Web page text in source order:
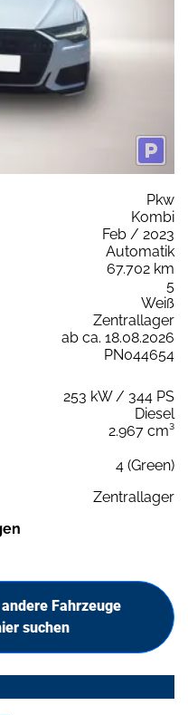
Pkw
Kombi
Feb / 2023
Automatik
67.702 km
5
Weiß
Zentrallager
ab ca. 18.08.2026
PN044654
253 kW / 344 PS
Diesel
2.967 cm³
4 (Green)
Zentrallager
Fahrzeuge
suchen